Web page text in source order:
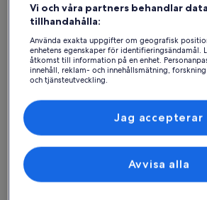
de Campo. Våra semesterboenden erbjuder
bekvämligheterna för dig och din familj eller
parkering och en tv. Du kan säkert hitta ett
allas behov, inklusive alternativ som är rökfria
tillgänglighetsanpassade.
Hitta boenden i din stil
Sök bland hus
Vi och våra partners behandlar
tillhandahålla:
Använda exakta uppgifter om geografisk
enhetens egenskaper för identifieringsändamål.
åtkomst till information på en enhet.
innehåll, reklam- och innehållsmätning,
och tjänsteutveckling.
Avvisa alla
Jag accepterar